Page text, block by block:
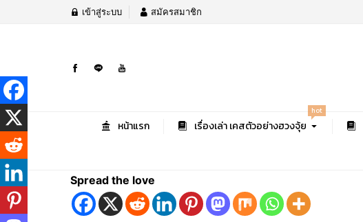
เข้าสู่ระบบ สมัครสมาชิก
หน้าแรก เรื่องเล่า เคสตัวอย่างฮวงจุ้ย
hot
Spread the love